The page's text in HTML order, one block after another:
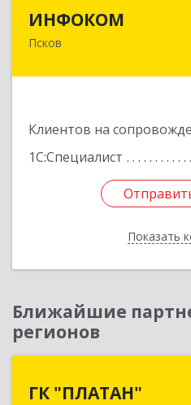
ИНФОКОМ
Псков
Клиентов на
1С:Специалист
Показать
180000, Псковская
Ближайшие
регионов
ГК "ПЛАТАН"